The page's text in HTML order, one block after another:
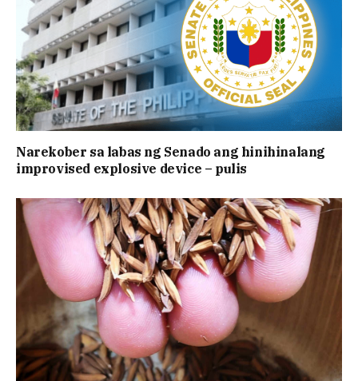
Narekober sa labas ng Senado ang hinihinalang
improvised explosive device – pulis